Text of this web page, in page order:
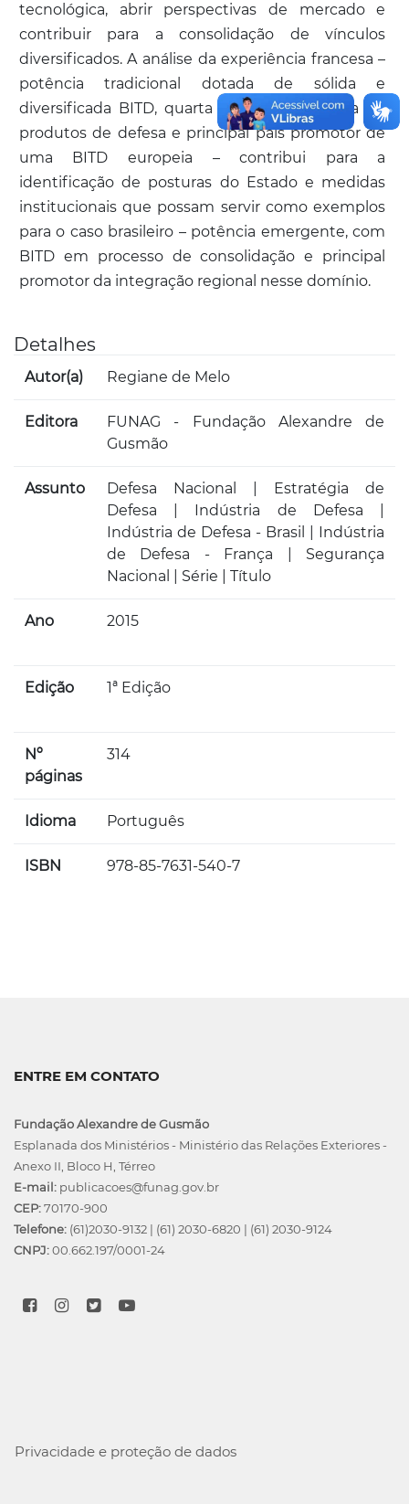
tecnológica, abrir perspectivas de mercado e
contribuir para a consolidação de vínculos
diversificados. A análise da experiência francesa –
potência tradicional dotada de sólida e
diversificada BITD, quarta maior exportadora de
produtos de defesa e principal país promotor de
uma BITD europeia – contribui para a
identificação de posturas do Estado e medidas
institucionais que possam servir como exemplos
para o caso brasileiro – potência emergente, com
BITD em processo de consolidação e principal
promotor da integração regional nesse domínio.
Detalhes
Autor(a) Regiane de Melo
Editora
FUNAG - Fundação Alexandre de
Gusmão
Assunto
Defesa Nacional | Estratégia de
Defesa | Indústria de Defesa |
Indústria de Defesa - Brasil | Indústria
de Defesa - França | Segurança
Nacional | Série | Título
Ano 2015
Edição 1ª Edição
Nº
páginas
314
Idioma Português
ISBN 978-85-7631-540-7
ENTRE EM CONTATO
Fundação Alexandre de Gusmão
Esplanada dos Ministérios - Ministério das Relações Exteriores -
Anexo II, Bloco H, Térreo
E-mail: publicacoes@funag.gov.br
CEP:70170-900
Telefone: (61)2030-9132 | (61) 2030-6820 | (61) 2030-9124
CNPJ:00.662.197/0001-24
Privacidade e proteção de dados